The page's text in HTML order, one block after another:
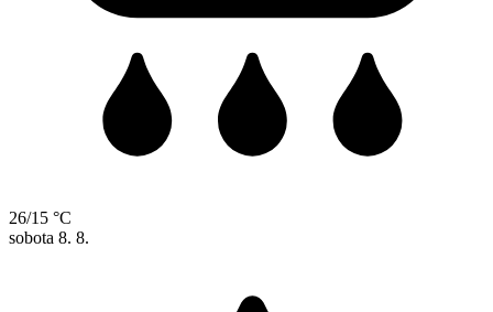
26/15 °C
sobota 8. 8.